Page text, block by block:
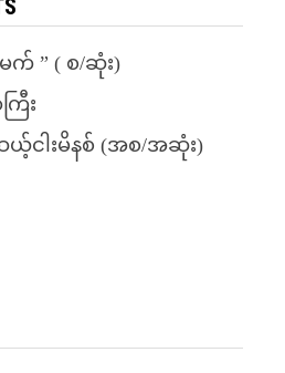
က် ” ( စ/ဆုံး)
း
ငါးမိနစ် (အစ/အဆုံး)